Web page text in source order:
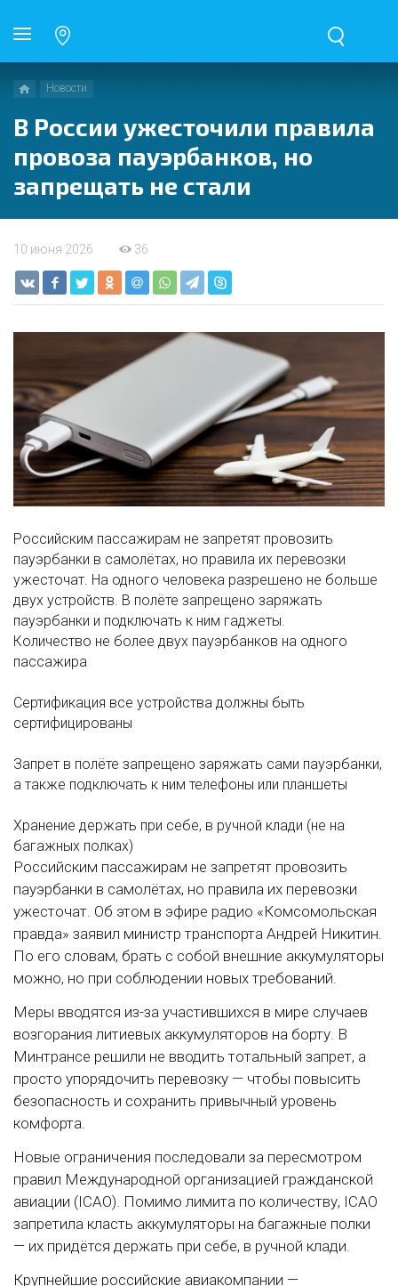
Новости
В России ужесточили правила
провоза пауэрбанков, но
запрещать не стали
10 июня 2026 36
Российским пассажирам не запретят провозить
пауэрбанки в самолётах, но правила их перевозки
ужесточат. На одного человека разрешено не больше
двух устройств. В полёте запрещено заряжать
пауэрбанки и подключать к ним гаджеты.
Количество не более двух пауэрбанков на одного
пассажира
Сертификация все устройства должны быть
сертифицированы
Запрет в полёте запрещено заряжать сами пауэрбанки,
а также подключать к ним телефоны или планшеты
Хранение держать при себе, в ручной клади (не на
багажных полках)
Российским пассажирам не запретят провозить
пауэрбанки в самолётах, но правила их перевозки
ужесточат. Об этом в эфире радио «Комсомольская
правда» заявил министр транспорта Андрей Никитин.
По его словам, брать с собой внешние аккумуляторы
можно, но при соблюдении новых требований.
Меры вводятся из-за участившихся в мире случаев
возгорания литиевых аккумуляторов на борту. В
Минтрансе решили не вводить тотальный запрет, а
просто упорядочить перевозку — чтобы повысить
безопасность и сохранить привычный уровень
комфорта.
Новые ограничения последовали за пересмотром
правил Международной организацией гражданской
авиации (ICAO). Помимо лимита по количеству, ICAO
запретила класть аккумуляторы на багажные полки
— их придётся держать при себе, в ручной клади.
Крупнейшие российские авиакомпании —